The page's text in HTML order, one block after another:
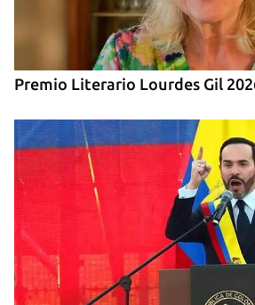
Premio Literario Lourdes Gil